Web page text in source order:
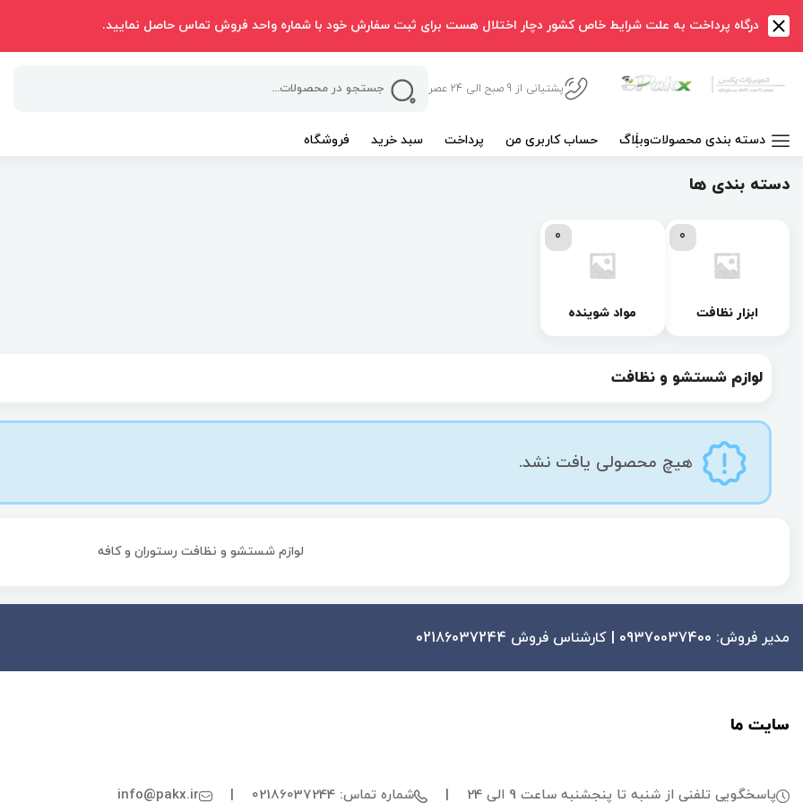
درگاه پرداخت به علت شرایط خاص کشور دچار اختلال هست برای ثبت سفارش خود با شماره واحد فروش تماس حاصل نمایید.
پشتیانی از 9 صبح الی 24 عصر
دسته بندی محصولاتوبلاگ حساب کاربری من پرداخت سبد خرید فروشگاه
دسته بندی ها
0
ابزار نظافت
0
مواد شوینده
لوازم شستشو و نظافت
هیچ محصولی یافت نشد.
لوازم شستشو و نظافت رستوران و کافه
مدیر فروش: 09370037400 | کارشناس فروش 02186037244
سایت ما
پاسخگویی تلفنی از شنبه تا پنجشنبه ساعت 9 الی 24 شماره تماس: 02186037244 info@pakx.ir